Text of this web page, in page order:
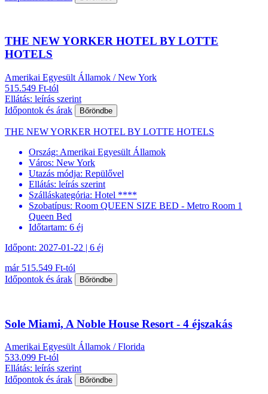
THE NEW YORKER HOTEL BY LOTTE
HOTELS
Amerikai Egyesült Államok / New York
515.549 Ft-tól
Ellátás: leírás szerint
Időpontok és árak
Bőröndbe
THE NEW YORKER HOTEL BY LOTTE HOTELS
Ország: Amerikai Egyesült Államok
Város: New York
Utazás módja: Repülővel
Ellátás: leírás szerint
Szálláskategória: Hotel ****
Szobatípus: Room QUEEN SIZE BED - Metro Room 1
Queen Bed
Időtartam: 6 éj
Időpont: 2027-01-22 | 6 éj
már 515.549 Ft-tól
Időpontok és árak
Bőröndbe
Sole Miami, A Noble House Resort - 4 éjszakás
Amerikai Egyesült Államok / Florida
533.099 Ft-tól
Ellátás: leírás szerint
Időpontok és árak
Bőröndbe